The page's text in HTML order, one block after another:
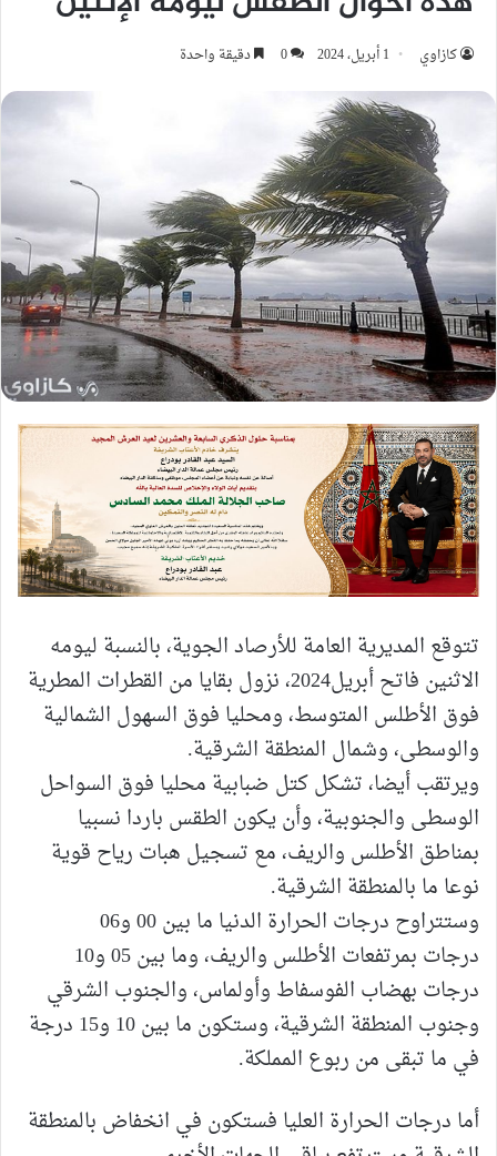
كازاوي 1 أبريل، 2024 0 دقيقة واحدة
تتوقع المديرية العامة للأرصاد الجوية، بالنسبة ليومه
الاثنين فاتح أبريل2024، نزول بقايا من القطرات المطرية
فوق الأطلس المتوسط، ومحليا فوق السهول الشمالية
والوسطى، وشمال المنطقة الشرقية.
ويرتقب أيضا، تشكل كتل ضبابية محليا فوق السواحل
الوسطى والجنوبية، وأن يكون الطقس باردا نسبيا
بمناطق الأطلس والريف، مع تسجيل هبات رياح قوية
نوعا ما بالمنطقة الشرقية.
وستتراوح درجات الحرارة الدنيا ما بين 00 و06
درجات بمرتفعات الأطلس والريف، وما بين 05 و10
درجات بهضاب الفوسفاط وأولماس، والجنوب الشرقي
وجنوب المنطقة الشرقية، وستكون ما بين 10 و15 درجة
في ما تبقى من ربوع المملكة.
أما درجات الحرارة العليا فستكون في انخفاض بالمنطقة